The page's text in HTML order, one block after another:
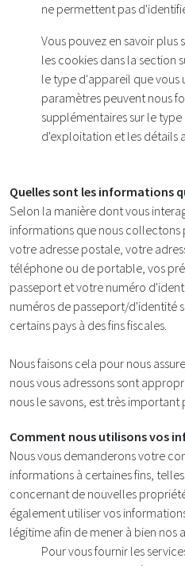
ne permettent pas
Vous pouvez en savoir plus
les cookies dans la section
le type d'appareil que vous
paramètres peuvent nous
supplémentaires sur le
d'exploitation et les détails
Quelles sont les informations
Selon la manière dont vous
informations que nous
votre adresse postale, votre
téléphone ou de portable, vos
passeport et votre numéro
numéros de passeport/d'identité
certains pays à des fins fiscales.
Nous faisons cela pour nous
nous vous adressons sont
nous le savons, est très important
Comment nous utilisons vos
Nous vous demanderons votre
informations à certaines fins,
concernant de nouvelles
également utiliser vos
légitime afin de mener à bien nos
Pour vous fournir les